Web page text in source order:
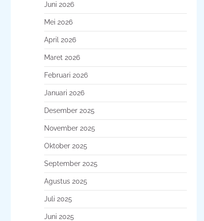
Juni 2026
Mei 2026
April 2026
Maret 2026
Februari 2026
Januari 2026
Desember 2025
November 2025
Oktober 2025
September 2025
Agustus 2025
Juli 2025
Juni 2025